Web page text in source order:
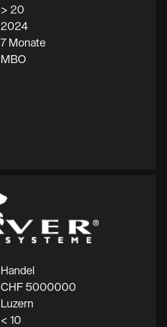
> 20
2024
7 Monate
MBO
Handel
CHF 5000000
Luzern
< 10